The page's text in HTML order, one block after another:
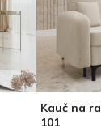
01 8000 383
Kauč na
101